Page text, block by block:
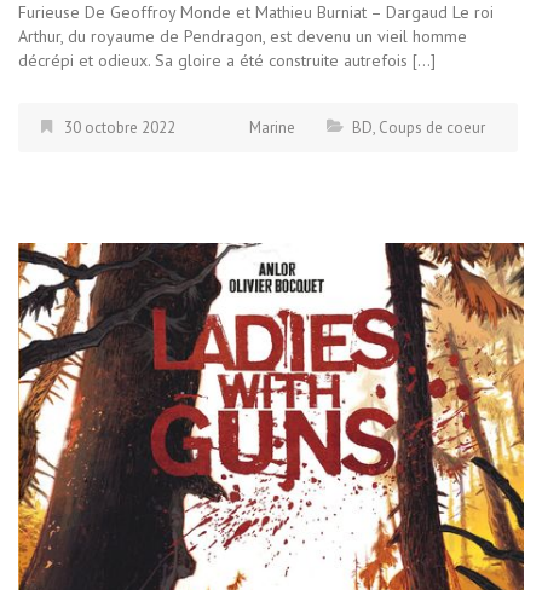
Furieuse De Geoffroy Monde et Mathieu Burniat – Dargaud Le roi
Arthur, du royaume de Pendragon, est devenu un vieil homme
décrépi et odieux. Sa gloire a été construite autrefois […]
30 octobre 2022 Marine BD, Coups de coeur